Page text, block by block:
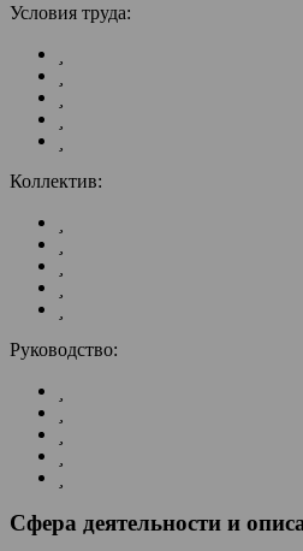
Условия труда:
Коллектив:
Руководство:
Сфера деятельности и